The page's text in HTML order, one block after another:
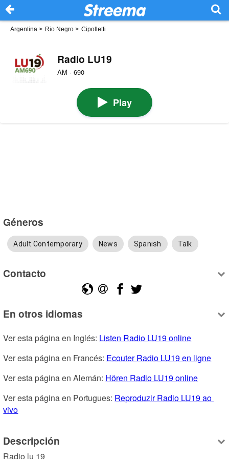
Argentina > Rio Negro > Cipolletti
Radio LU19
AM · 690
Play
Géneros
Adult Contemporary News Spanish Talk
Contacto
En otros idiomas
Ver esta página en Inglés: Listen Radio LU19 online
Ver esta página en Francés: Ecouter Radio LU19 en ligne
Ver esta página en Alemán: Hören Radio LU19 online
Ver esta página en Portugues: Reproduzir Radio LU19 ao
vivo
Descripción
Radio lu 19